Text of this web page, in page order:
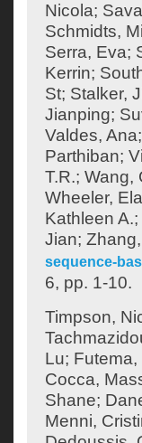
Nicola;
Schmidts,
Serra, Eva;
Kerrin;
St; Stalker,
Jianping;
Valdes, Ana;
Parthiban;
T.R.; Wang,
Wheeler,
Kathleen A.;
Jian;
sequence-
6, pp. 1-10.
Timpson,
Lu; Futema,
Cocca,
Shane;
Menni,